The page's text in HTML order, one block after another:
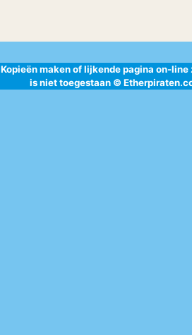
Kopieën maken of lijkende pagina on-
is niet toegestaan ©